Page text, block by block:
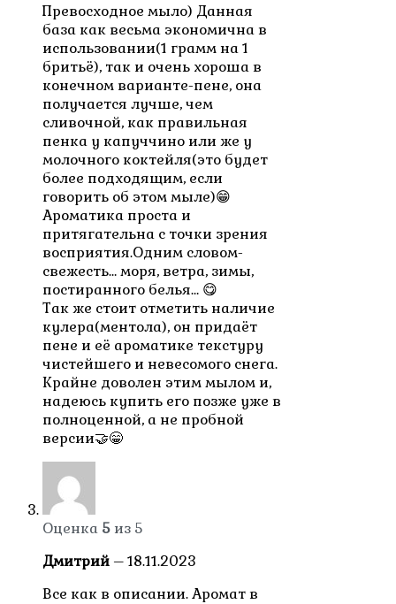
Превосходное мыло) Данная
база как весьма экономична в
использовании(1 грамм на 1
бритьё), так и очень хороша в
конечном варианте-пене, она
получается лучше, чем
сливочной, как правильная
пенка у капуччино или же у
молочного коктейля(это будет
более подходящим, если
говорить об этом мыле)😁
Ароматика проста и
притягательна с точки зрения
восприятия.Одним словом-
свежесть… моря, ветра, зимы,
постиранного белья… 😋
Так же стоит отметить наличие
кулера(ментола), он придаёт
пене и её ароматике текстуру
чистейшего и невесомого снега.
Крайне доволен этим мылом и,
надеюсь купить его позже уже в
полноценной, а не пробной
версии🤝😁
Оценка 5 из 5
Дмитрий –18.11.2023
Все как в описании. Аромат в